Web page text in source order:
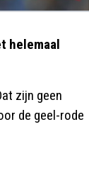
helemaal
zijn geen
de geel-rode